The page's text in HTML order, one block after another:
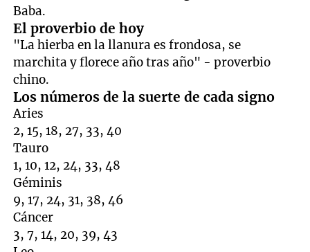
Baba.
El proverbio de hoy
"La hierba en la llanura es frondosa, se
marchita y florece año tras año" - proverbio
chino.
Los números de la suerte de cada signo
Aries
2, 15, 18, 27, 33, 40
Tauro
1, 10, 12, 24, 33, 48
Géminis
9, 17, 24, 31, 38, 46
Cáncer
3, 7, 14, 20, 39, 43